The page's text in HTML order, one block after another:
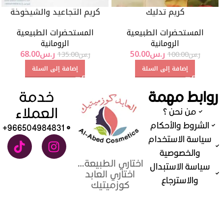
كريم تدليك
المستحضرات الطبيعية
الرومانية
ر.س100.00 ر.س50.00
إضافة إلى السلة
كريم التجاعيد والشيخوخة
المستحضرات الطبيعية
الرومانية
ر.س135.00 ر.س68.00
إضافة إلى السلة
روابط مهمة
من نحن ؟
الشروط والأحكام
سياسة الاستخدام
والخصوصية
سياسة الاستبدال
والاسترجاع
اختاري الطبيعة…
اختاري العابد
كوزميتيك
خدمة
العملاء
966504984831+